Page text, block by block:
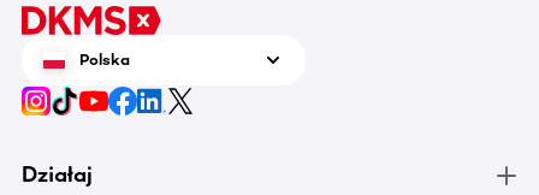
Polska
Działaj